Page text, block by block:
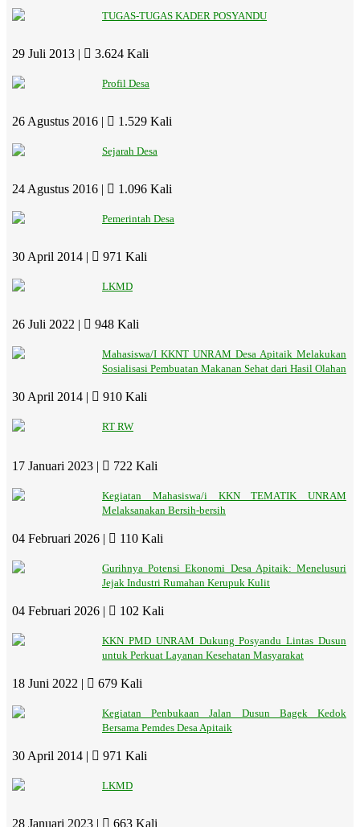
TUGAS-TUGAS KADER POSYANDU
29 Juli 2013 | 3.624 Kali
Profil Desa
26 Agustus 2016 | 1.529 Kali
Sejarah Desa
24 Agustus 2016 | 1.096 Kali
Pemerintah Desa
30 April 2014 | 971 Kali
LKMD
26 Juli 2022 | 948 Kali
Mahasiswa/I KKNT UNRAM Desa Apitaik Melakukan
Sosialisasi Pembuatan Makanan Sehat dari Hasil Olahan
30 April 2014 | 910 Kali
RT RW
17 Januari 2023 | 722 Kali
Kegiatan Mahasiswa/i KKN TEMATIK UNRAM
Melaksanakan Bersih-bersih
04 Februari 2026 | 110 Kali
Gurihnya Potensi Ekonomi Desa Apitaik: Menelusuri
Jejak Industri Rumahan Kerupuk Kulit
04 Februari 2026 | 102 Kali
KKN PMD UNRAM Dukung Posyandu Lintas Dusun
untuk Perkuat Layanan Kesehatan Masyarakat
18 Juni 2022 | 679 Kali
Kegiatan Penbukaan Jalan Dusun Bagek Kedok
Bersama Pemdes Desa Apitaik
30 April 2014 | 971 Kali
LKMD
28 Januari 2023 | 663 Kali